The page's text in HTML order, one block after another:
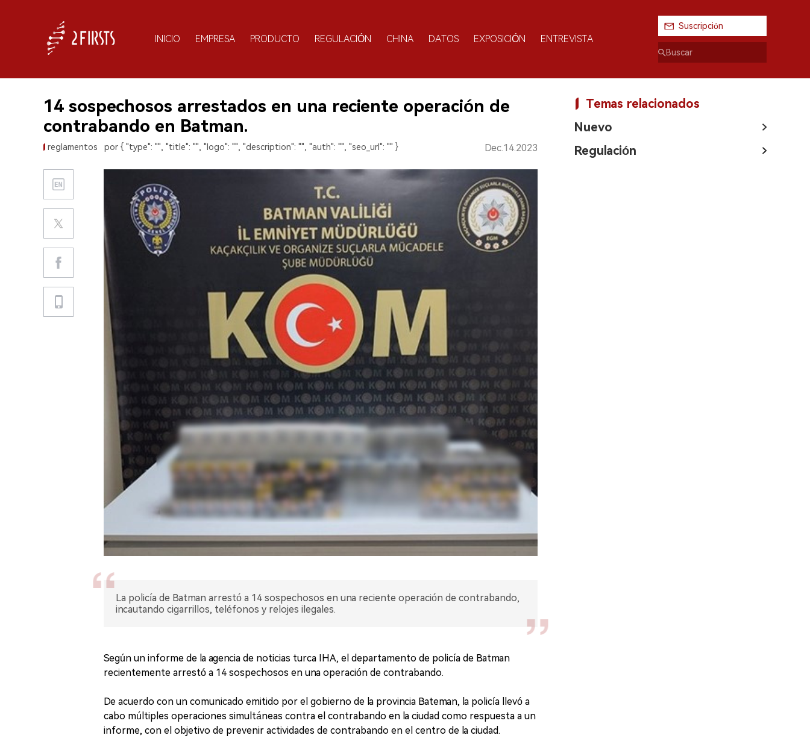
INICIO EMPRESA PRODUCTO REGULACIÓN CHINA DATOS EXPOSICIÓN ENTREVISTA
Suscripción
14 sospechosos arrestados en una reciente operación de
contrabando en Batman.
reglamentos por { "type": "", "title": "", "logo": "", "description": "", "auth": "", "seo_url": "" } Dec.14.2023
La policía de Batman arrestó a 14 sospechosos en una reciente operación de contrabando,
incautando cigarrillos, teléfonos y relojes ilegales.
Según un informe de la agencia de noticias turca IHA, el departamento de policía de Batman
recientemente arrestó a 14 sospechosos en una operación de contrabando.
De acuerdo con un comunicado emitido por el gobierno de la provincia Bateman, la policía llevó a
cabo múltiples operaciones simultáneas contra el contrabando en la ciudad como respuesta a un
informe, con el objetivo de prevenir actividades de contrabando en el centro de la ciudad.
Temas relacionados
Nuevo
Regulación